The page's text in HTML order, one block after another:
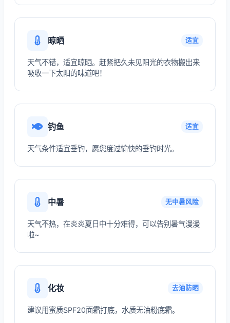
晾晒 适宜
天气不错，适宜晾晒。赶紧把久未见阳光的衣物搬出来
吸收一下太阳的味道吧！
钓鱼 适宜
天气条件适宜垂钓，愿您度过愉快的垂钓时光。
中暑 无中暑风险
天气不热，在炎炎夏日中十分难得，可以告别暑气漫漫
啦~
化妆 去油防晒
建议用蜜质SPF20面霜打底，水质无油粉底霜。